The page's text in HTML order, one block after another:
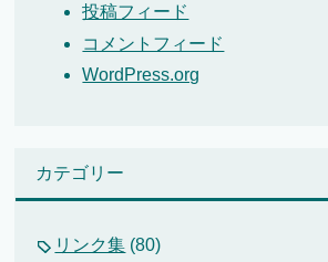
投稿フィード
コメントフィード
WordPress.org
カテゴリー
リンク集 (80)